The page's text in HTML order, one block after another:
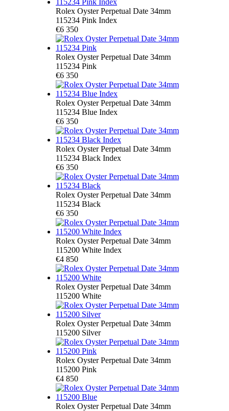
Rolex Oyster Perpetual Date 34mm
115234 Pink Index
€6 350
Rolex Oyster Perpetual Date 34mm
115234 Pink
€6 350
Rolex Oyster Perpetual Date 34mm
115234 Blue Index
€6 350
Rolex Oyster Perpetual Date 34mm
115234 Black Index
€6 350
Rolex Oyster Perpetual Date 34mm
115234 Black
€6 350
Rolex Oyster Perpetual Date 34mm
115200 White Index
€4 850
Rolex Oyster Perpetual Date 34mm
115200 White
Rolex Oyster Perpetual Date 34mm
115200 Silver
Rolex Oyster Perpetual Date 34mm
115200 Pink
€4 850
Rolex Oyster Perpetual Date 34mm